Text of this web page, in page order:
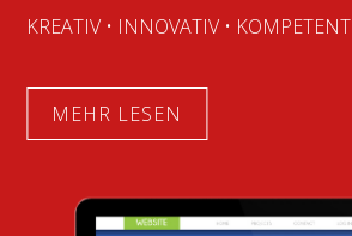
KREATIV • INNOVATIV • KOMPETENT
MEHR LESEN